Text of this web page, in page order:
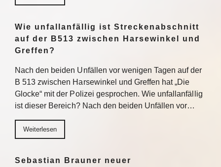
Wie unfallanfällig ist Streckenabschnitt
auf der B513 zwischen Harsewinkel und
Greffen?
Nach den beiden Unfällen vor wenigen Tagen auf der
B 513 zwischen Harsewinkel und Greffen hat „Die
Glocke“ mit der Polizei gesprochen. Wie unfallanfällig
ist dieser Bereich? Nach den beiden Unfällen vor…
Weiterlesen
Sebastian Brauner neuer